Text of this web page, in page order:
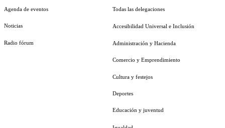
Agenda de eventos
Noticias
Radio fórum
Todas las delegaciones
Accesibilidad Universal e Inclusión
Administración y Hacienda
Comercio y Emprendimiento
Cultura y festejos
Deportes
Educación y juventud